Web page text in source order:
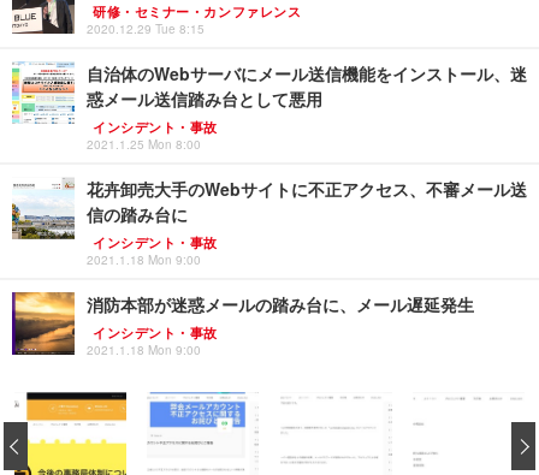
研修・セミナー・カンファレンス
2020.12.29 Tue 8:15
自治体のWebサーバにメール送信機能をインストール、迷
惑メール送信踏み台として悪用
インシデント・事故
2021.1.25 Mon 8:00
花卉卸売大手のWebサイトに不正アクセス、不審メール送
信の踏み台に
インシデント・事故
2021.1.18 Mon 9:00
消防本部が迷惑メールの踏み台に、メール遅延発生
インシデント・事故
2021.1.18 Mon 9:00
‹